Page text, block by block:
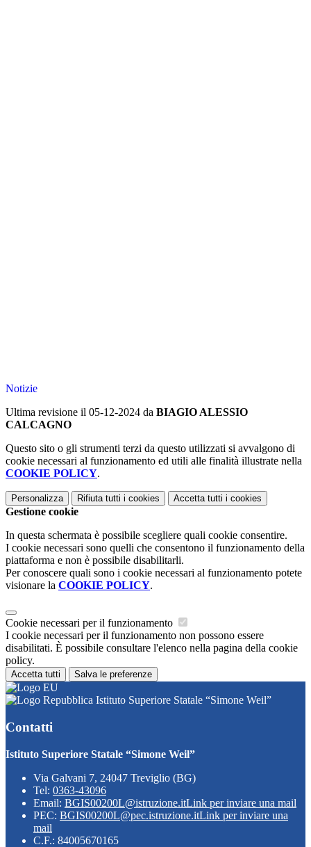
Notizie
Ultima revisione il 05-12-2024 da BIAGIO ALESSIO
CALCAGNO
Questo sito o gli strumenti terzi da questo utilizzati si avvalgono di
cookie necessari al funzionamento ed utili alle finalità illustrate nella
COOKIE POLICY.
Personalizza Rifiuta tutti i cookies Accetta tutti i cookies
Gestione cookie
In questa schermata è possibile scegliere quali cookie consentire.
I cookie necessari sono quelli che consentono il funzionamento della
piattaforma e non è possibile disabilitarli.
Per conoscere quali sono i cookie necessari al funzionamento potete
visionare la COOKIE POLICY.
Cookie necessari per il funzionamento
I cookie necessari per il funzionamento non possono essere
disabilitati. È possibile consultare l'elenco nella pagina della cookie
policy.
Accetta tutti Salva le preferenze
Istituto Superiore Statale “Simone Weil”
Contatti
Istituto Superiore Statale “Simone Weil”
Via Galvani 7, 24047 Treviglio (BG)
Tel: 0363-43096
Email: BGIS00200L@istruzione.itLink per inviare una mail
PEC: BGIS00200L@pec.istruzione.itLink per inviare una
mail
C.F.: 84005670165